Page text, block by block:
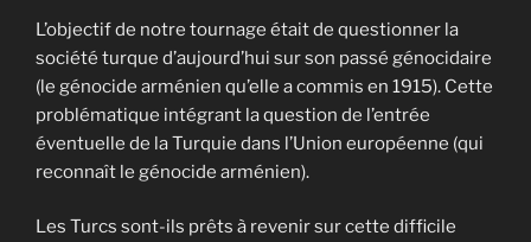
L’objectif de notre tournage était de questionner la
société turque d’aujourd’hui sur son passé génocidaire
(le génocide arménien qu’elle a commis en 1915). Cette
problématique intégrant la question de l’entrée
éventuelle de la Turquie dans l’Union européenne (qui
reconnaît le génocide arménien).
Les Turcs sont-ils prêts à revenir sur cette difficile